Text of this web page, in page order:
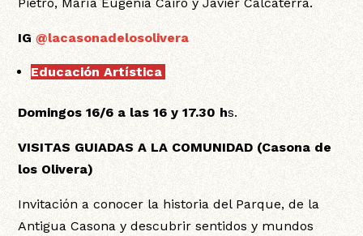
IG@lacasonadelosolivera
Educación Artística
Domingos 16/6 a las 16 y 17.30 hs.
VISITAS GUIADAS A LA COMUNIDAD (Casona de
los Olivera)
Invitación a conocer la historia del Parque, de la
Antigua Casona y descubrir sentidos y mundos